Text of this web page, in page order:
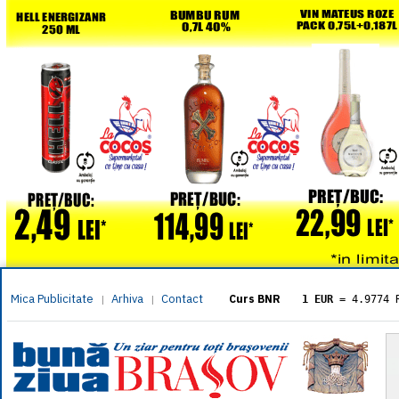
Mica Publicitate | Arhiva | Contact Curs BNR 1 EUR = 4.9774
= 5.8304
1 XAU= 464.4611
1 AED= 1.1933
1 AUD= 2.7957
1 BGN= 2.5449